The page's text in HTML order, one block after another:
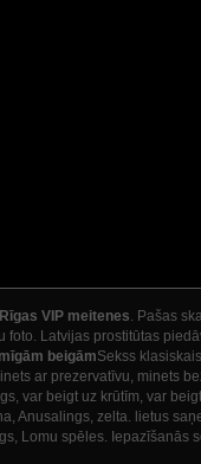
Rīgas VIP meitenes. Pašas
foto. Latvijas prostitūtas
beigāmSekss
ar prezervatīvu, minets
var beigt uz krūtīm, var
Anusalings, zelta. lietus
Lomu spēles. Iepazīšanās